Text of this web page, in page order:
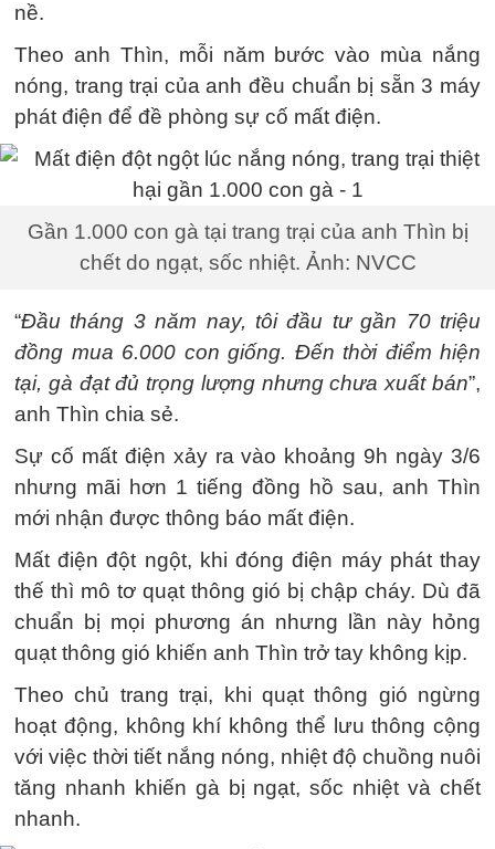
nề.
Theo anh Thìn, mỗi năm bước vào mùa nắng
nóng, trang trại của anh đều chuẩn bị sẵn 3 máy
phát điện để đề phòng sự cố mất điện.
Gần 1.000 con gà tại trang trại của anh Thìn bị
chết do ngạt, sốc nhiệt. Ảnh: NVCC
“Đầu tháng 3 năm nay, tôi đầu tư gần 70 triệu
đồng mua 6.000 con giống. Đến thời điểm hiện
tại, gà đạt đủ trọng lượng nhưng chưa xuất bán”,
anh Thìn chia sẻ.
Sự cố mất điện xảy ra vào khoảng 9h ngày 3/6
nhưng mãi hơn 1 tiếng đồng hồ sau, anh Thìn
mới nhận được thông báo mất điện.
Mất điện đột ngột, khi đóng điện máy phát thay
thế thì mô tơ quạt thông gió bị chập cháy. Dù đã
chuẩn bị mọi phương án nhưng lần này hỏng
quạt thông gió khiến anh Thìn trở tay không kịp.
Theo chủ trang trại, khi quạt thông gió ngừng
hoạt động, không khí không thể lưu thông cộng
với việc thời tiết nắng nóng, nhiệt độ chuồng nuôi
tăng nhanh khiến gà bị ngạt, sốc nhiệt và chết
nhanh.